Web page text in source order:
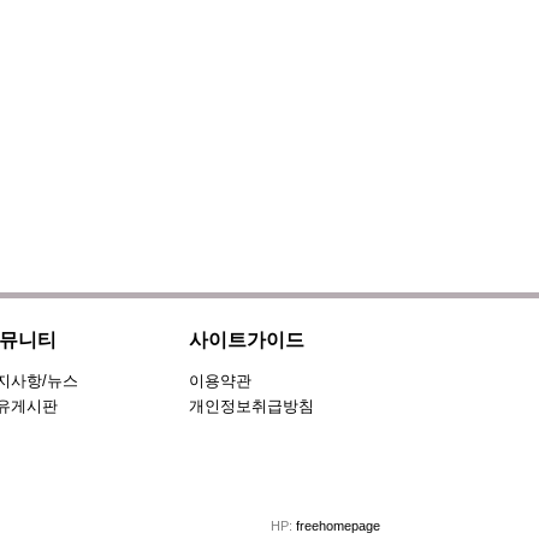
니티
사항/뉴스
게시판
사이트가이드
이용약관
개인정보취급방침
HP: freehomepage